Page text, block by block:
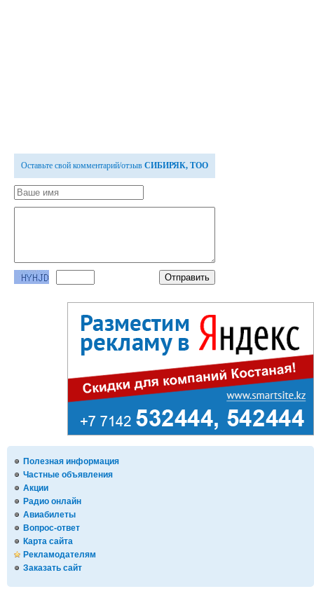
Полезная информация
Частные объявления
Акции
Радио онлайн
Авиабилеты
Вопрос-ответ
Карта сайта
Рекламодателям
Заказать сайт
Оставьте свой комментарий/отзыв СИБИРЯК, ТОО